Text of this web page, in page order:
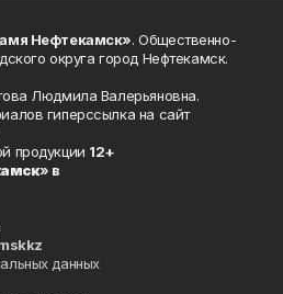
Нефтекамск». Общественно-
округа город Нефтекамск.
Людмила Валерьяновна.
гиперссылка на сайт
продукции 12+
» в
данных